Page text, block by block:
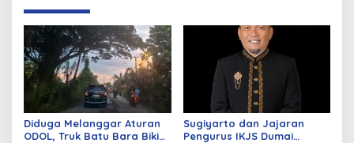
Diduga Melanggar Aturan
ODOL, Truk Batu Bara Bikin
Sugiyarto dan Jajaran
Pengurus IKJS Dumai